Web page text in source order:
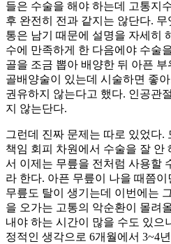
들은 수술을 해야 하는데 고통지
후 완전히 전과 같지는 않단다. 무
통은 남기 때문에 설명을 자세히
수에 만족하게 한 다음에야 수술
골을 조금 뽑아 배양한 뒤 아픈
골배양술이 있는데 시술하면 좋
권유하지 않는다고 했다. 인공관
지 않는단다.
그런데 진짜 문제는 따로 있었다.
책임 회피 차원에서 수술을 잘 안
서 이제는 무릎을 전처럼 사용할
라 한다. 아픈 무릎이 나을 때쯤
무릎도 탈이 생기는데 이번에는
을 오가는 고통의 악순환이 몰려
내야 하는 시간이 많을 수도 있으
정적인 생각으로 6개월에서 3~4